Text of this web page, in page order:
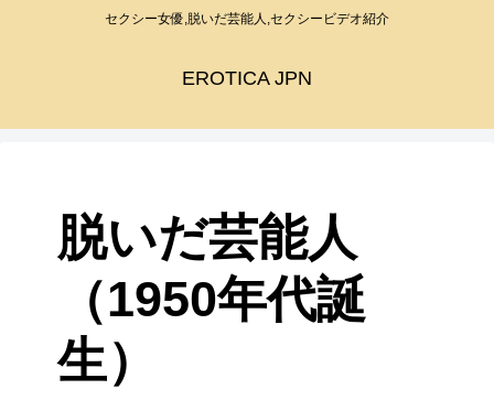
セクシー女優,脱いだ芸能人,セクシービデオ紹介
EROTICA JPN
脱いだ芸能人
（1950年代誕
生）